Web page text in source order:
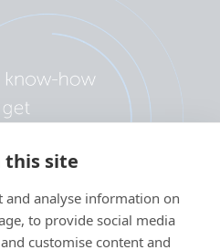
this site
and analyse information on
to provide social media
customise content and